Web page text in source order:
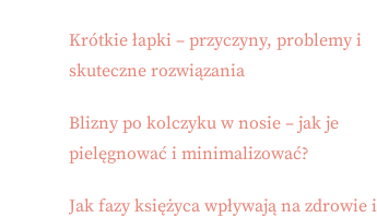
Krótkie łapki – przyczyny, problemy i
skuteczne rozwiązania
Blizny po kolczyku w nosie – jak je
pielęgnować i minimalizować?
Jak fazy księżyca wpływają na zdrowie i